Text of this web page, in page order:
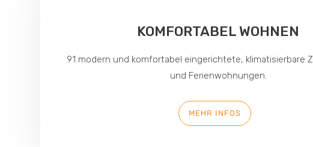
KOMFORTABEL WOHNEN
91 modern und komfortabel eingerichtete, klimatisierbare
und Ferienwohnungen.
MEHR INFOS